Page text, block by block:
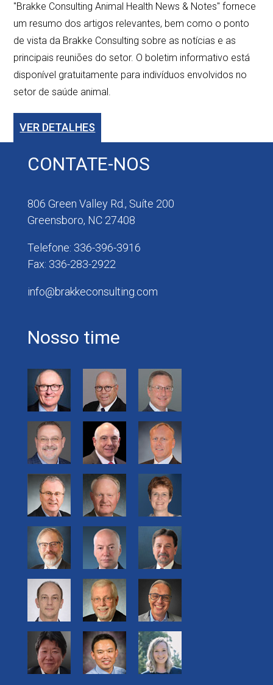
"Brakke Consulting Animal Health News & Notes" fornece
um resumo dos artigos relevantes, bem como o ponto
de vista da Brakke Consulting sobre as notícias e as
principais reuniões do setor. O boletim informativo está
disponível gratuitamente para indivíduos envolvidos no
setor de saúde animal.
VER DETALHES
CONTATE-NOS
806 Green Valley Rd., Suíte 200
Greensboro, NC 27408
Telefone: 336-396-3916
Fax: 336-283-2922
info@brakkeconsulting.com
Nosso time